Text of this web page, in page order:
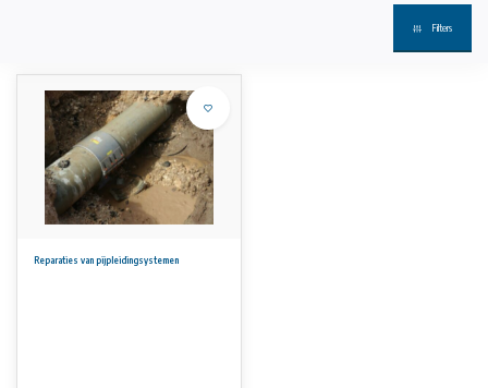
Filters
Reparaties van pijpleidingsystemen